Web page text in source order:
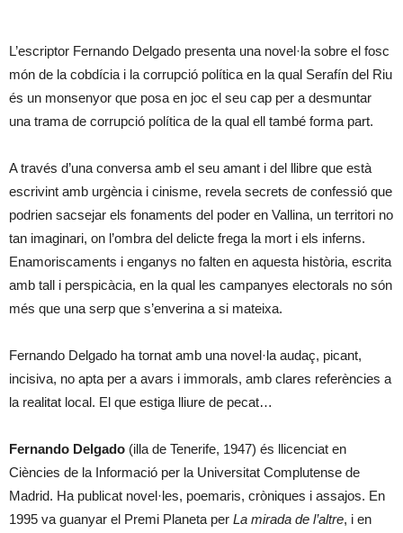
L’escriptor Fernando Delgado presenta una novel·la sobre el fosc
món de la cobdícia i la corrupció política en la qual Serafín del Riu
és un monsenyor que posa en joc el seu cap per a desmuntar
una trama de corrupció política de la qual ell també forma part.
A través d’una conversa amb el seu amant i del llibre que està
escrivint amb urgència i cinisme, revela secrets de confessió que
podrien sacsejar els fonaments del poder en Vallina, un territori no
tan imaginari, on l’ombra del delicte frega la mort i els inferns.
Enamoriscaments i enganys no falten en aquesta història, escrita
amb tall i perspicàcia, en la qual les campanyes electorals no són
més que una serp que s’enverina a si mateixa.
Fernando Delgado ha tornat amb una novel·la audaç, picant,
incisiva, no apta per a avars i immorals, amb clares referències a
la realitat local. El que estiga lliure de pecat…
Fernando Delgado (illa de Tenerife, 1947) és llicenciat en
Ciències de la Informació per la Universitat Complutense de
Madrid. Ha publicat novel·les, poemaris, cròniques i assajos. En
1995 va guanyar el Premi Planeta per La mirada de l’altre, i en